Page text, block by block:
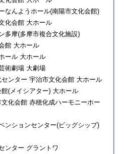
なんようホール(南陽市文化会館)
化会館 大ホール
多摩(多摩市複合文化施設)
館 大ホール
ール 大ホール
術劇場 大劇場
ンター 宇治市文化会館 大ホール
(メイシアター) 大ホール
化会館 赤穂化成ハーモニーホー
ンションセンター(ビッグシップ)
ンター グラントワ